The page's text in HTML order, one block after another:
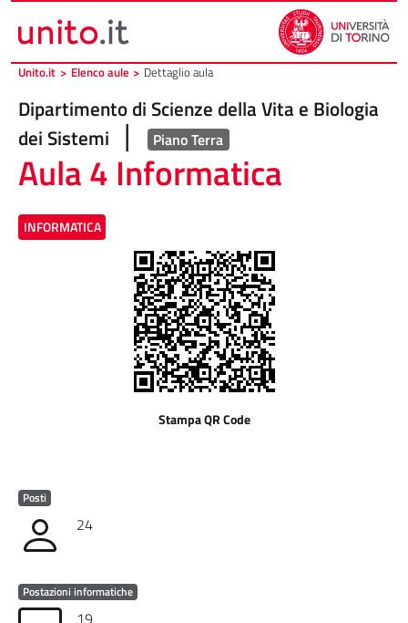
Unito.it > Elenco aule > Dettaglio aula
Dipartimento di Scienze della Vita e Biologia
dei Sistemi | Piano Terra
Aula 4 Informatica
INFORMATICA
Stampa QR Code
Posti
24
Postazioni informatiche
19